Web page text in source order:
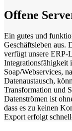
Offene
Ein gutes und
Geschäftsleben aus.
verfügt unsere ERP-
Integrationsfähigkeit
Soap/Webservices,
Datenaustausch,
Transformation und
Datenströmen ist
dass es zu keinen
Export erfolgt